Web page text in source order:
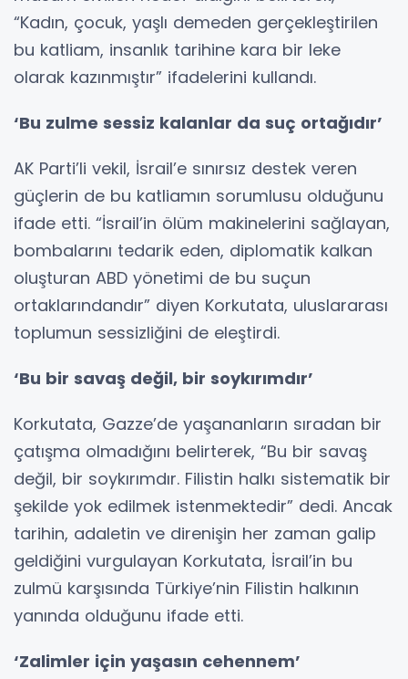
“Kadın, çocuk, yaşlı demeden gerçekleştirilen
bu katliam, insanlık tarihine kara bir leke
olarak kazınmıştır” ifadelerini kullandı.
‘Bu zulme sessiz kalanlar da suç ortağıdır’
AK Parti’li vekil, İsrail’e sınırsız destek veren
güçlerin de bu katliamın sorumlusu olduğunu
ifade etti. “İsrail’in ölüm makinelerini sağlayan,
bombalarını tedarik eden, diplomatik kalkan
oluşturan ABD yönetimi de bu suçun
ortaklarındandır” diyen Korkutata, uluslararası
toplumun sessizliğini de eleştirdi.
‘Bu bir savaş değil, bir soykırımdır’
Korkutata, Gazze’de yaşananların sıradan bir
çatışma olmadığını belirterek, “Bu bir savaş
değil, bir soykırımdır. Filistin halkı sistematik bir
şekilde yok edilmek istenmektedir” dedi. Ancak
tarihin, adaletin ve direnişin her zaman galip
geldiğini vurgulayan Korkutata, İsrail’in bu
zulmü karşısında Türkiye’nin Filistin halkının
yanında olduğunu ifade etti.
‘Zalimler için yaşasın cehennem’